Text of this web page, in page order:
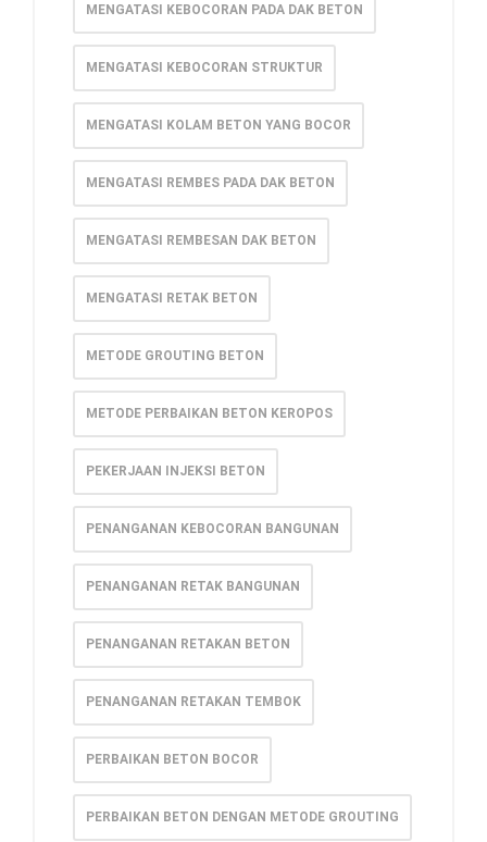
MENGATASI KEBOCORAN PADA DAK BETON
MENGATASI KEBOCORAN STRUKTUR
MENGATASI KOLAM BETON YANG BOCOR
MENGATASI REMBES PADA DAK BETON
MENGATASI REMBESAN DAK BETON
MENGATASI RETAK BETON
METODE GROUTING BETON
METODE PERBAIKAN BETON KEROPOS
PEKERJAAN INJEKSI BETON
PENANGANAN KEBOCORAN BANGUNAN
PENANGANAN RETAK BANGUNAN
PENANGANAN RETAKAN BETON
PENANGANAN RETAKAN TEMBOK
PERBAIKAN BETON BOCOR
PERBAIKAN BETON DENGAN METODE GROUTING